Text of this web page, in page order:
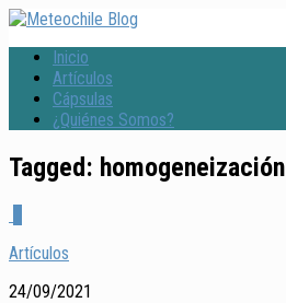
Inicio
Artículos
Cápsulas
¿Quiénes Somos?
Tagged: homogeneización
Artículos
24/09/2021